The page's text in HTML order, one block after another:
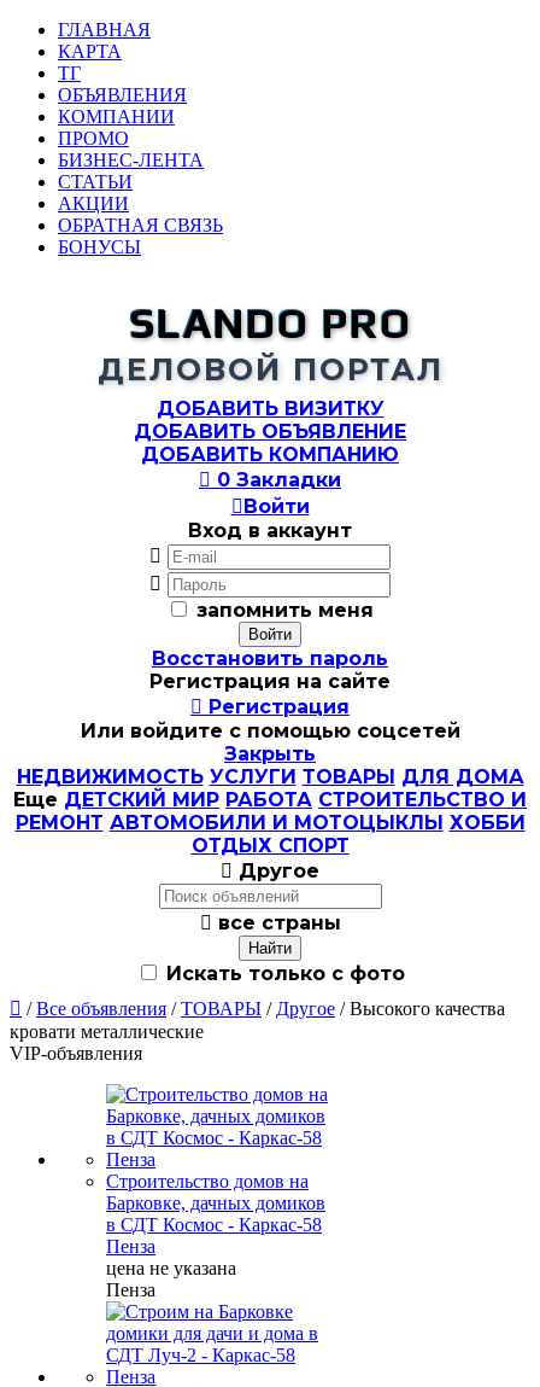
ГЛАВНАЯ
КАРТА
ТГ
ОБЪЯВЛЕНИЯ
КОМПАНИИ
ПРОМО
БИЗНЕС-ЛЕНТА
СТАТЬИ
АКЦИИ
ОБРАТНАЯ СВЯЗЬ
БОНУСЫ
SLANDO PRO
ДЕЛОВОЙ ПОРТАЛ
ДОБАВИТЬ ВИЗИТКУ
ДОБАВИТЬ ОБЪЯВЛЕНИЕ
ДОБАВИТЬ КОМПАНИЮ
 0 Закладки
Войти
Вход в аккаунт


запомнить меня
Восстановить пароль
Регистрация на сайте
 Регистрация
Или войдите с помощью соцсетей
Закрыть
НЕДВИЖИМОСТЬ УСЛУГИ ТОВАРЫ ДЛЯ ДОМА
Еще ДЕТСКИЙ МИР РАБОТА СТРОИТЕЛЬСТВО И
РЕМОНТ АВТОМОБИЛИ И МОТОЦЫКЛЫ ХОББИ
ОТДЫХ СПОРТ
 Другое
 все страны
Искать только с фото
 /Все объявления /ТОВАРЫ / Другое / Высокого качества
кровати металлические
VIP-объявления
Строительство домов на
Барковке, дачных домиков
в СДТ Космос - Каркас-58
Пенза
цена не указана
Пенза